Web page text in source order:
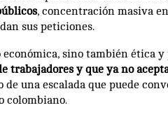
, concentración masiva
sus peticiones.
sino también ética
trabajadores y que ya no
una escalada que puede
colombiano.